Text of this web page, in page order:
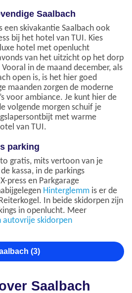
Saalbach
een skivakantie Saalbach ook
bij het hotel van TUI. Kies
hotel met openlucht
van het uitzicht op het dorp
in de maand december, als
open is, is het hier goed
maanden zorgen de moderne
voor ambiance. Je kunt hier de
volgende morgen schuif je
met warme
van TUI.
parking
gratis, mits vertoon van je
kassa, in de parkings
press en Parkgarage
Hinterglemm is er de
In beide skidorpen zijn
in openlucht. Meer
autovrije skidorpen
(3)
Saalbach